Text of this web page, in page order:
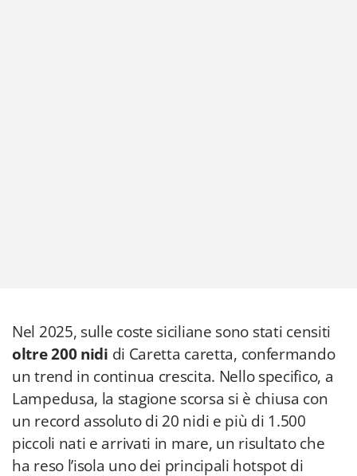
Nel 2025, sulle coste siciliane sono stati censiti
oltre 200 nidi di Caretta caretta, confermando
un trend in continua crescita. Nello specifico, a
Lampedusa, la stagione scorsa si è chiusa con
un record assoluto di 20 nidi e più di 1.500
piccoli nati e arrivati in mare, un risultato che
ha reso l’isola uno dei principali hotspot di